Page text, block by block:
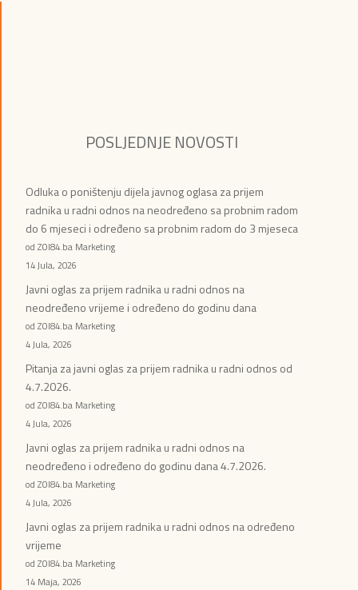
POSLJEDNJE NOVOSTI
Odluka o poništenju dijela javnog oglasa za prijem
radnika u radni odnos na neodređeno sa probnim radom
do 6 mjeseci i određeno sa probnim radom do 3 mjeseca
od ZOI84.ba Marketing
14 Jula, 2026
Javni oglas za prijem radnika u radni odnos na
neodređeno vrijeme i određeno do godinu dana
od ZOI84.ba Marketing
4 Jula, 2026
Pitanja za javni oglas za prijem radnika u radni odnos od
4.7.2026.
od ZOI84.ba Marketing
4 Jula, 2026
Javni oglas za prijem radnika u radni odnos na
neodređeno i određeno do godinu dana 4.7.2026.
od ZOI84.ba Marketing
4 Jula, 2026
Javni oglas za prijem radnika u radni odnos na određeno
vrijeme
od ZOI84.ba Marketing
14 Maja, 2026